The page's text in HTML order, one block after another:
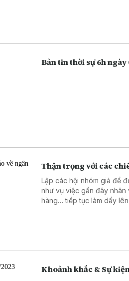
Bản tin thời sự 6h ngày
Thận trọng với các
Lập các hội nhóm giả để
như vụ việc gần đây
hàng… tiếp tục làm dấy